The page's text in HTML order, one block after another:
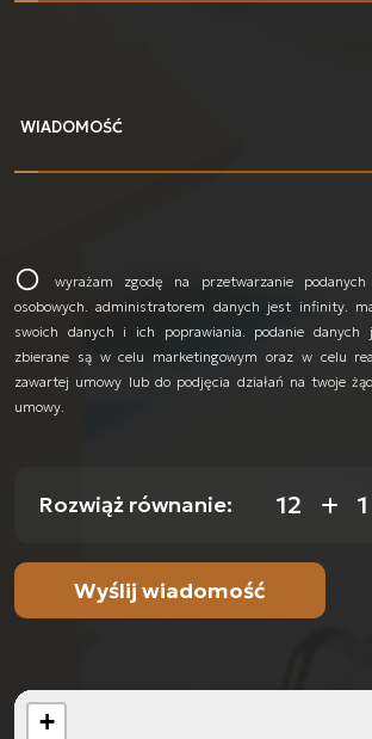
WIADOMOŚĆ
wyrażam zgodę na przetwarzanie
osobowych. administratorem danych jest infinity.
swoich danych i ich poprawiania. podanie danych
zbierane są w celu marketingowym oraz w celu
zawartej umowy lub do podjęcia działań na twoje
umowy.
Rozwiąż równanie: 12 1
+